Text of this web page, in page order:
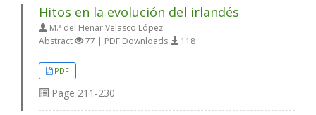
Hitos en la evolución del irlandés
M.ª del Henar Velasco López
Abstract
77 | PDF Downloads 118
PDF
Page 211-230